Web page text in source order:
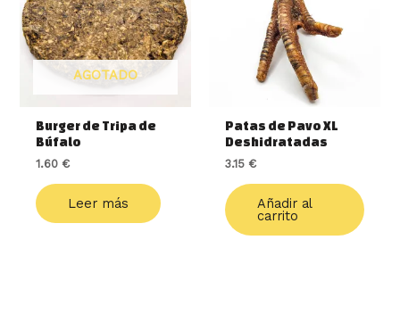
AGOTADO
Burger de Tripa de
Búfalo
1.60 €
Leer más
Patas de Pavo XL
Deshidratadas
3.15 €
Añadir al
carrito